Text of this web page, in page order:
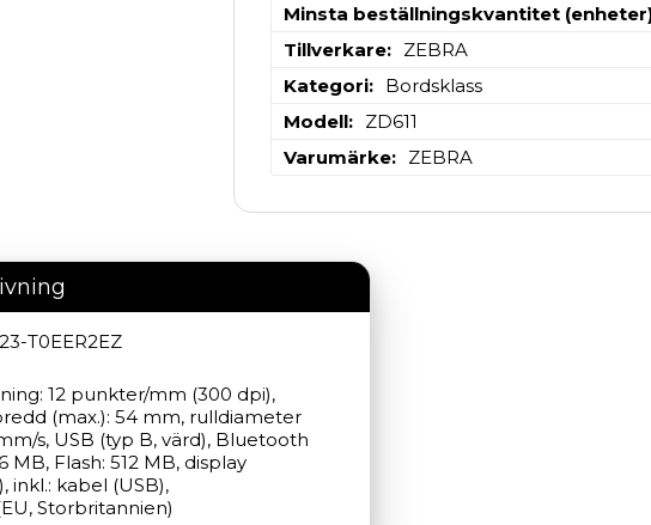
Minsta beställningskvantitet
Tillverkare
ZEBRA
Kategori
Bordsklass
Modell
ZD611
Varumärke
ZEBRA
T0EER2EZ
12 punkter/mm (300 dpi),
(max.): 54 mm, rulldiameter
s, USB (typ B, värd), Bluetooth
MB, Flash: 512 MB, display
inkl.: kabel (USB),
Storbritannien)